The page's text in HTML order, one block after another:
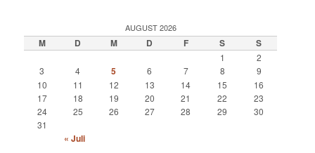
AUGUST 2026
M D M D F S S
1
2
3
4 5 6 7 8
9
10
11 12 13 14 15
16
17
18 19 20 21 22
23
24
25 26 27 28 29
30
31
« Juli